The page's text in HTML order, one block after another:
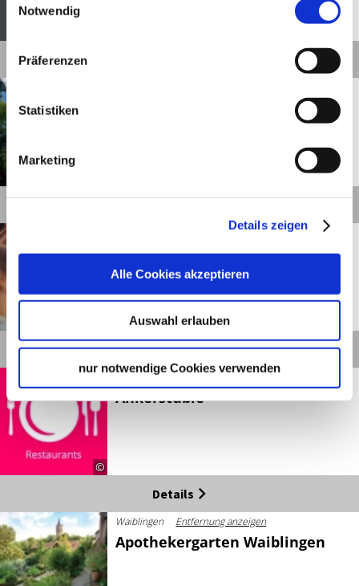
Impressum
Notwendig
Präferenzen
Statistiken
Marketing
Details zeigen
Alle Cookies akzeptieren
Auswahl erlauben
nur notwendige Cookies verwenden
Entfernung anzeigen
Altstadtrundgang Waiblingen
Details
©
Remseck am Neckar Entfernung anzeigen
Ankerstüble
Details
Waiblingen Entfernung anzeigen
Apothekergarten Waiblingen